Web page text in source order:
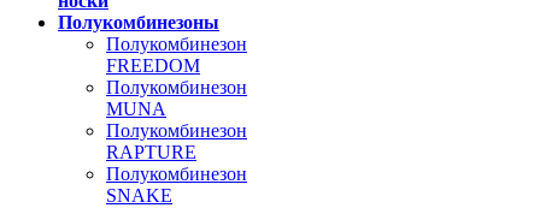
Полукомбинезоны
Полукомбинезон
FREEDOM
Полукомбинезон
MUNA
Полукомбинезон
RAPTURE
Полукомбинезон
SNAKE